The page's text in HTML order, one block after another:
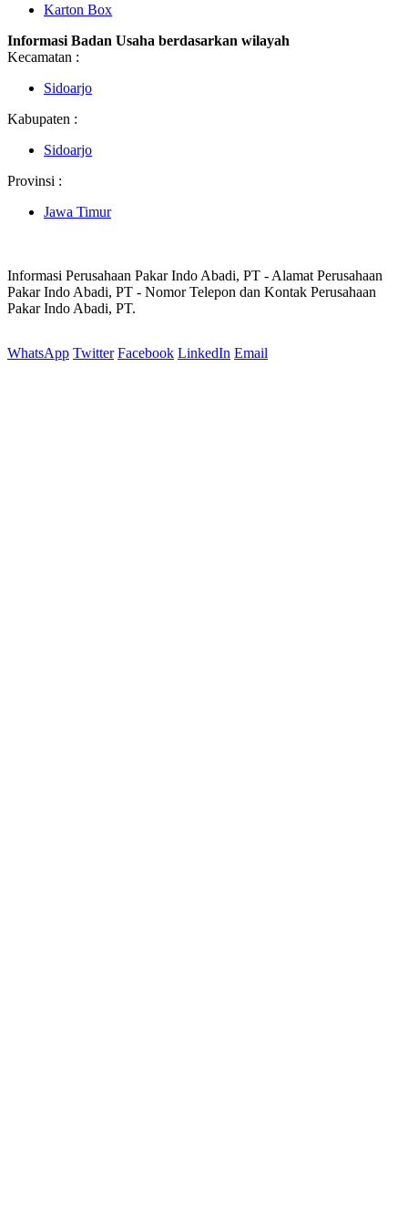
Karton Box
Informasi Badan Usaha berdasarkan wilayah
Kecamatan :
Sidoarjo
Kabupaten :
Sidoarjo
Provinsi :
Jawa Timur
Informasi Perusahaan Pakar Indo Abadi, PT - Alamat Perusahaan
Pakar Indo Abadi, PT - Nomor Telepon dan Kontak Perusahaan
Pakar Indo Abadi, PT.
WhatsApp Twitter Facebook LinkedIn Email